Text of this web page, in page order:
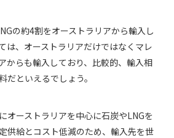
の約4割をオーストラリアから輸入し
は、オーストラリアだけではなくマレ
からも輸入しており、比較的、輸入相
だといえるでしょう。
オーストラリアを中心に石炭やLNGを
供給とコスト低減のため、輸入先を世